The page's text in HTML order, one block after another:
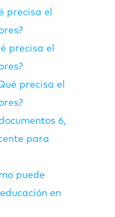
precisa el
precisa el
precisa el
6,
para
puede
en